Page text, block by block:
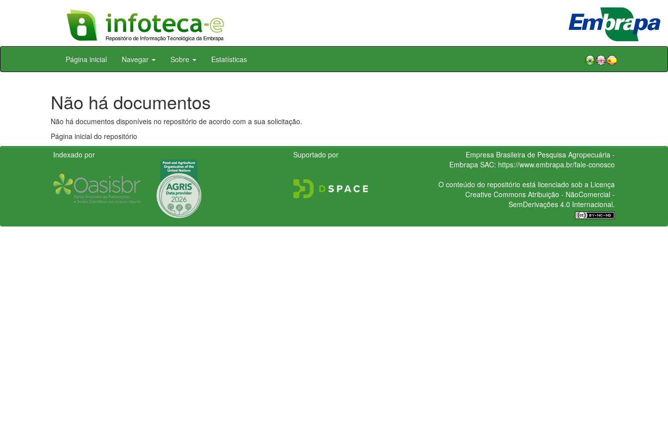
Skip
Página inicial Navegar Sobre Estatísticas
Não há documentos
Não há documentos disponíveis no repositório de acordo com a sua solicitação.
Página inicial do repositório
Indexado por
Suportado por
Empresa Brasileira de Pesquisa Agropecuária -
Embrapa SAC: https://www.embrapa.br/fale-conosco
O conteúdo do repositório está licenciado sob a Licença
Creative CommonsAtribuição - NãoComercial -
SemDerivações 4.0 Internacional.